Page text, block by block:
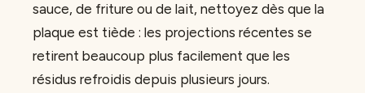
sauce, de friture ou de lait, nettoyez dès que la
plaque est tiède : les projections récentes se
retirent beaucoup plus facilement que les
résidus refroidis depuis plusieurs jours.